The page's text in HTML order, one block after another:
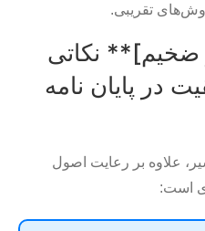
روش‌های تقریبی.
ضخیم]** نکاتی
در پایان نامه
علاوه بر رعایت اصول
است: